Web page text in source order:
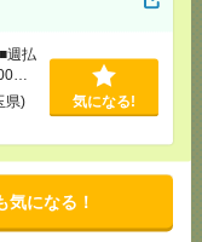
週払
円
県)
気になる!
気になる！
LINEで送る